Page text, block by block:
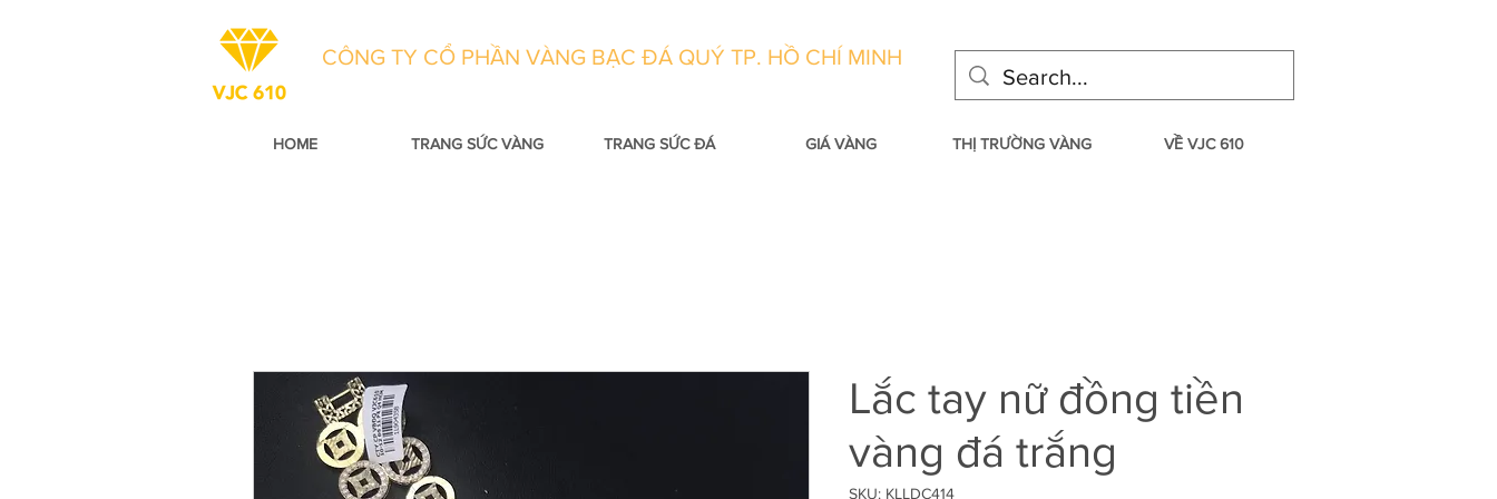
CÔNG TY CỔ PHẦN VÀNG BẠC ĐÁ QUÝ TP. HỒ CHÍ MINH
HOME TRANG SỨC VÀNG TRANG SỨC ĐÁ GIÁ VÀNG THỊ TRƯỜNG VÀNG VỀ VJC 610
Lắc tay nữ đồng tiền
vàng đá trắng
SKU: KLLDC414